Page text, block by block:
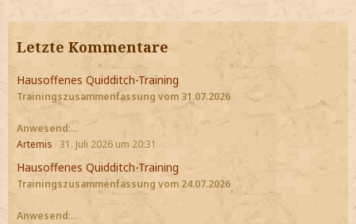
Letzte Kommentare
Hausoffenes Quidditch-Training
Trainingszusammenfassung vom 31.07.2026
Anwesend:…
Artemis 31. Juli 2026 um 20:31
Hausoffenes Quidditch-Training
Trainingszusammenfassung vom 24.07.2026
Anwesend:…